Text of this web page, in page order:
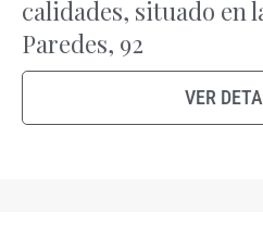
calidades, situado en
Paredes, 92
VER